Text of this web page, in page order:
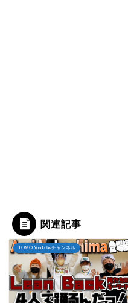
関連記事
TOMO YouTubeチャンネル